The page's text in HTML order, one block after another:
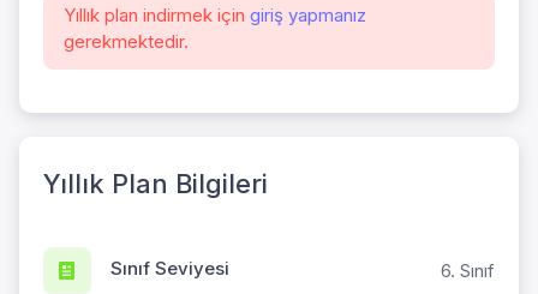
Yıllık plan indirmek için giriş yapmanız
gerekmektedir.
Yıllık Plan Bilgileri
Sınıf Seviyesi 6. Sınıf